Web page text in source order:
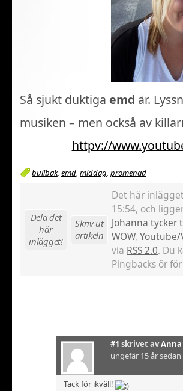
Så sjukt duktiga emd är.
musiken – men också av
httpv://
bullbak, emd, middag, promenad
Dela det
här
inlägget!
Skriv ut
artikeln
Det här
15:54, och
Johanna tycker
WOW, Youtube/
via RSS 2.0. Du
Pingbacks ör
#1 skrivet avAnna
ungefär 15 år sedan
Tack för ikväll!